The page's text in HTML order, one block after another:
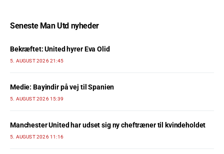
Seneste Man Utd nyheder
Bekræftet: United hyrer Eva Olid
5. AUGUST 2026 21:45
Medie: Bayindir på vej til Spanien
5. AUGUST 2026 15:39
Manchester United har udset sig ny cheftræner til kvindeholdet
5. AUGUST 2026 11:16